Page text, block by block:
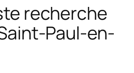
recherche
Paul-en-